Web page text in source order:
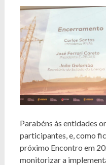
Parabéns às entidades
participantes, e, como
próximo Encontro em
monitorizar a